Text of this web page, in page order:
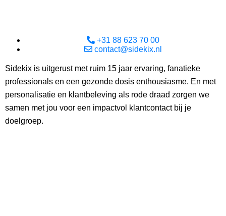
+31 88 623 70 00
contact@sidekix.nl
Sidekix is uitgerust met ruim 15 jaar ervaring, fanatieke
professionals en een gezonde dosis enthousiasme. En met
personalisatie en klantbeleving als rode draad zorgen we
samen met jou voor een impactvol klantcontact bij je
doelgroep.